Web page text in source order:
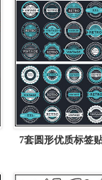
7套圆形优质标签